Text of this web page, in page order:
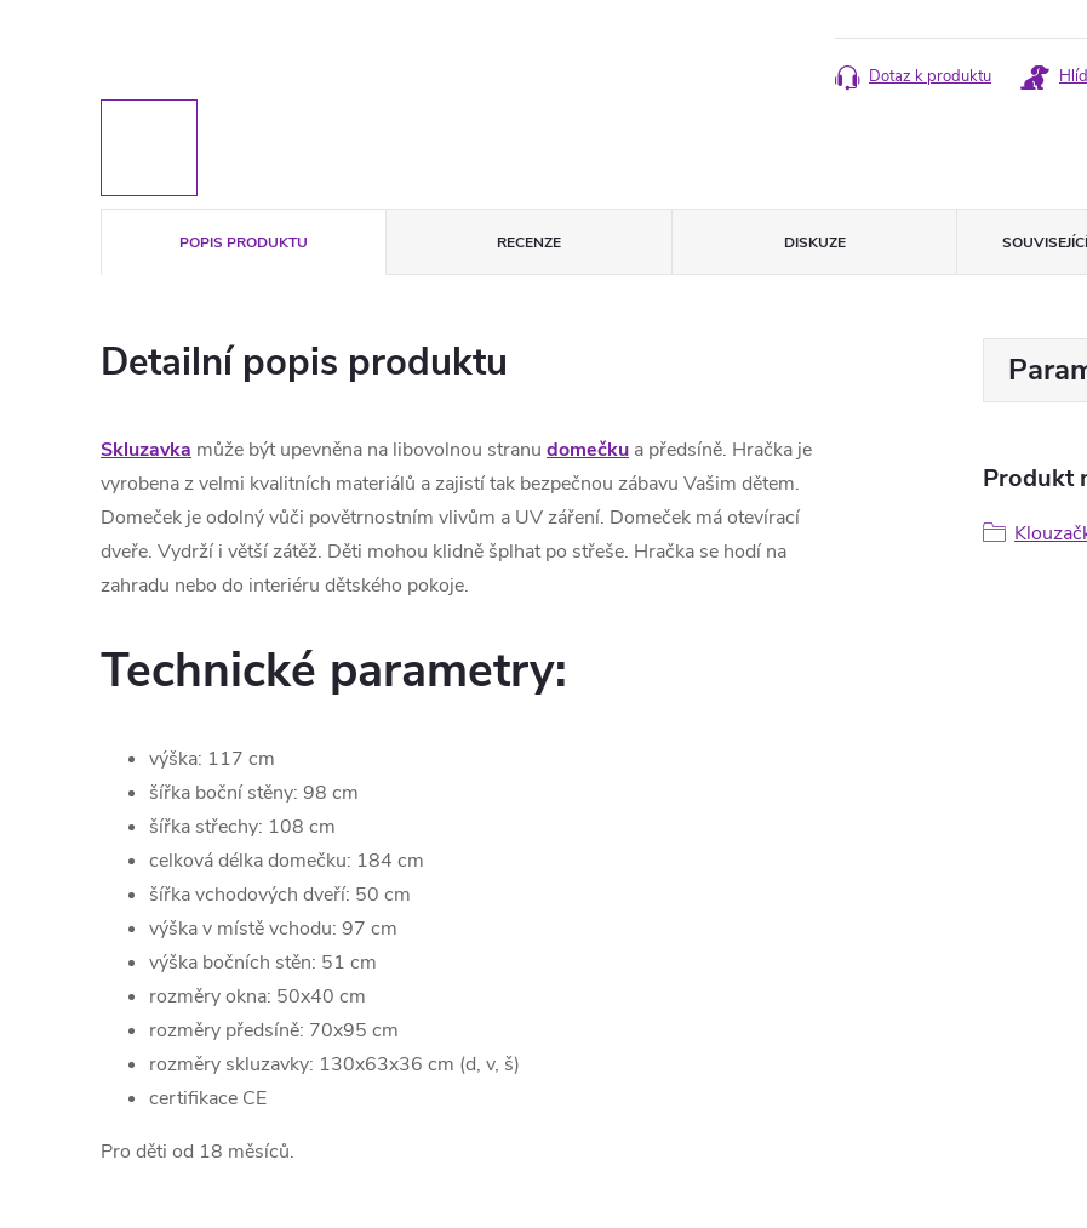
cena:
Dotaz k produktu
POPIS PRODUKTU RECENZE DISKUZE
Detailní popis produktu
Skluzavka může být upevněna na libovolnou stranu domečku a předsíně. Hračka je
vyrobena z velmi kvalitních materiálů a zajistí tak bezpečnou zábavu Vašim dětem.
Domeček je odolný vůči povětrnostním vlivům a UV záření. Domeček má otevírací
dveře. Vydrží i větší zátěž. Děti mohou klidně šplhat po střeše. Hračka se hodí na
zahradu nebo do interiéru dětského pokoje.
Technické parametry:
výška: 117 cm
šířka boční stěny: 98 cm
šířka střechy: 108 cm
celková délka domečku: 184 cm
šířka vchodových dveří: 50 cm
výška v místě vchodu: 97 cm
výška bočních stěn: 51 cm
rozměry okna: 50x40 cm
rozměry předsíně: 70x95 cm
rozměry skluzavky: 130x63x36 cm (d, v, š)
certifikace CE
Pro děti od 18 měsíců.
Produkt